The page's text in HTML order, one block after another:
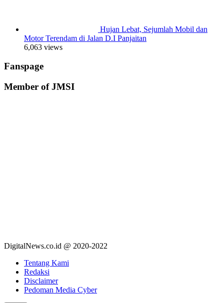
Hujan Lebat, Sejumlah Mobil dan
Motor Terendam di Jalan D.I Panjaitan
6,063 views
Fanspage
Member of JMSI
DigitalNews.co.id @ 2020-2022
Tentang Kami
Redaksi
Disclaimer
Pedoman Media Cyber